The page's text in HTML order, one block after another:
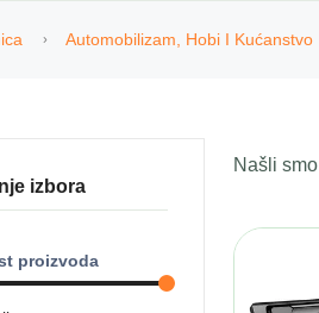
Automobilizam, Hobi I Kućanstvo
Našli smo
izbora
proizvoda